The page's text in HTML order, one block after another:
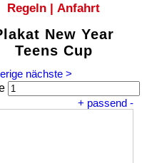
Regeln | Anfahrt
New Year
Teens Cup
nächste >
+ passend -